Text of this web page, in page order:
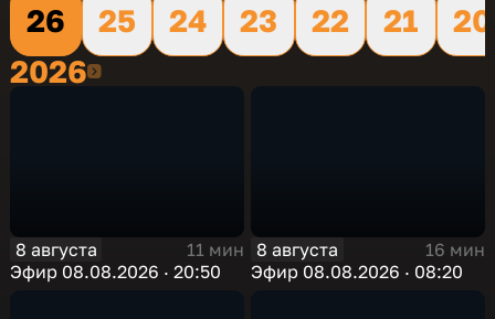
26
25 24 23 22 21
20
20262026
8 августа
11 мин
Эфир 08.08.2026 · 20:50
8 августа
16 мин
Эфир 08.08.2026 · 08:20